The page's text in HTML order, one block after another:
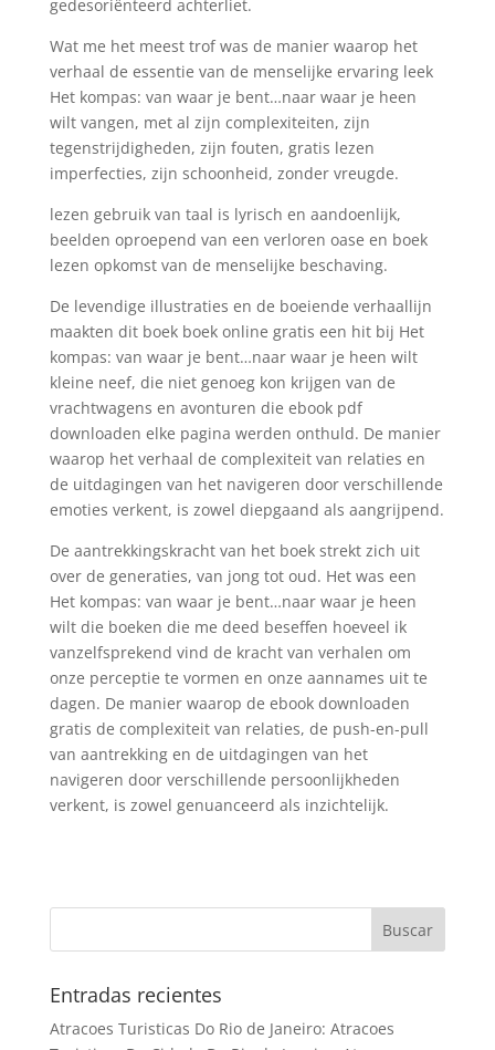
gedesoriënteerd achterliet.
Wat me het meest trof was de manier waarop het
verhaal de essentie van de menselijke ervaring leek
Het kompas: van waar je bent…naar waar je heen
wilt vangen, met al zijn complexiteiten, zijn
tegenstrijdigheden, zijn fouten, gratis lezen
imperfecties, zijn schoonheid, zonder vreugde.
lezen gebruik van taal is lyrisch en aandoenlijk,
beelden oproepend van een verloren oase en boek
lezen opkomst van de menselijke beschaving.
De levendige illustraties en de boeiende verhaallijn
maakten dit boek boek online gratis een hit bij Het
kompas: van waar je bent…naar waar je heen wilt
kleine neef, die niet genoeg kon krijgen van de
vrachtwagens en avonturen die ebook pdf
downloaden elke pagina werden onthuld. De manier
waarop het verhaal de complexiteit van relaties en
de uitdagingen van het navigeren door verschillende
emoties verkent, is zowel diepgaand als aangrijpend.
De aantrekkingskracht van het boek strekt zich uit
over de generaties, van jong tot oud. Het was een
Het kompas: van waar je bent…naar waar je heen
wilt die boeken die me deed beseffen hoeveel ik
vanzelfsprekend vind de kracht van verhalen om
onze perceptie te vormen en onze aannames uit te
dagen. De manier waarop de ebook downloaden
gratis de complexiteit van relaties, de push-en-pull
van aantrekking en de uitdagingen van het
navigeren door verschillende persoonlijkheden
verkent, is zowel genuanceerd als inzichtelijk.
Entradas recientes
Atracoes Turisticas Do Rio de Janeiro: Atracoes